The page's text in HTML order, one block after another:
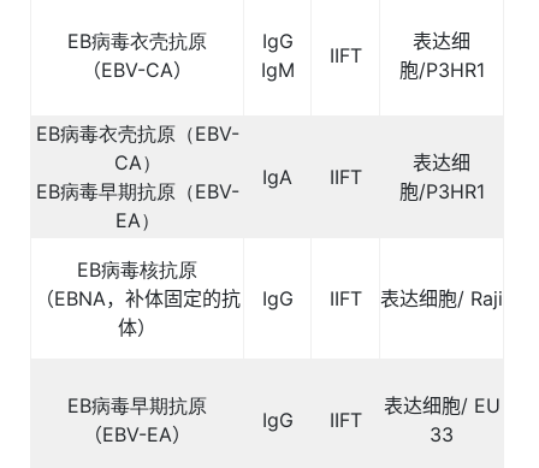
EB病毒衣壳抗原
（EBV-CA）
IgG
IgM
IIFT
表达细
胞/P3HR1
EB病毒衣壳抗原（EBV-
CA）
EB病毒早期抗原（EBV-
EA）
IgA IIFT
表达细
胞/P3HR1
EB病毒核抗原
（EBNA，补体固定的抗
体）
IgG IIFT 表达细胞/ Raji
EB病毒早期抗原
（EBV-EA）
IgG IIFT
表达细胞/ EU
33